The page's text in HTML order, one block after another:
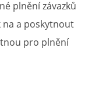
plnění závazků
na a poskytnout
pro plnění